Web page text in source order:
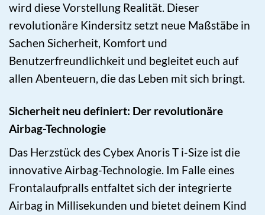
wird diese Vorstellung Realität. Dieser
revolutionäre Kindersitz setzt neue Maßstäbe in
Sachen Sicherheit, Komfort und
Benutzerfreundlichkeit und begleitet euch auf
allen Abenteuern, die das Leben mit sich bringt.
Sicherheit neu definiert: Der revolutionäre
Airbag-Technologie
Das Herzstück des Cybex Anoris T i-Size ist die
innovative Airbag-Technologie. Im Falle eines
Frontalaufpralls entfaltet sich der integrierte
Airbag in Millisekunden und bietet deinem Kind